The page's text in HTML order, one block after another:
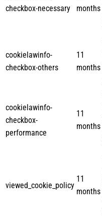
checkbox-necessary
months
cookielawinfo-
checkbox-others
11
months
cookielawinfo-
checkbox-
performance
11
months
viewed_cookie_policy
11
months